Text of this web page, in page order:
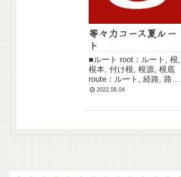
等々力コース夏ルー
ト
■ルート root：ルート, 根,
根本, 付け根, 根源, 根底
route：ルート, 経路, 路線,
航路, 進路, 道筋 ■アー
ート eat ■シート seat
2022.08.04